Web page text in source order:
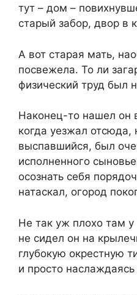
тут – дом –
старый забор, двор в
А вот старая мать,
посвежела. То ли
физический труд был
Наконец-то нашел он
когда уезжал
выспавшийся, был
исполненного
осознать себя
натаскал, огород
Не так уж плохо там
не сидел он на
глубокую окрестную
и просто